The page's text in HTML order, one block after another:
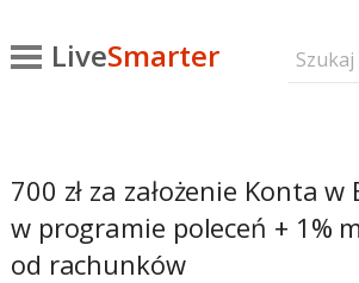
LiveSmarter
700 zł za założenie Konta w
w programie poleceń + 1%
od rachunków